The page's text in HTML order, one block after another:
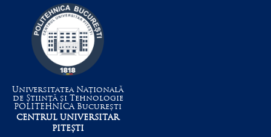
Universitatea Națională
de Știință și Tehnologie
POLITEHNICABucurești
CENTRUL UNIVERSITAR
PITEȘTI